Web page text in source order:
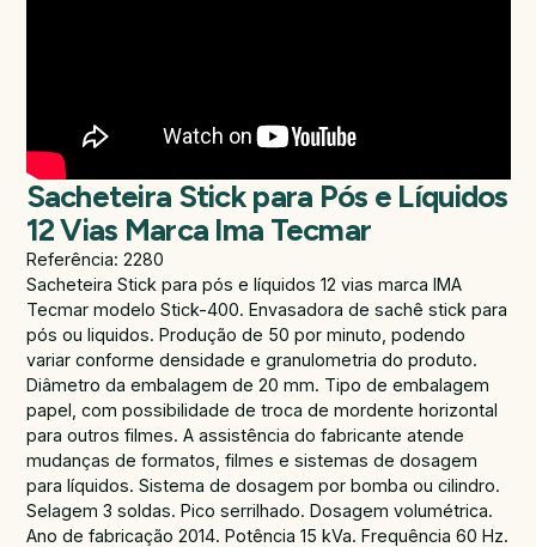
Sacheteira Stick para Pós e Líquidos
12 Vias Marca Ima Tecmar
Referência: 2280
Sacheteira Stick para pós e líquidos 12 vias marca IMA
Tecmar modelo Stick-400. Envasadora de sachê stick para
pós ou liquidos. Produção de 50 por minuto, podendo
variar conforme densidade e granulometria do produto.
Diâmetro da embalagem de 20 mm. Tipo de embalagem
papel, com possibilidade de troca de mordente horizontal
para outros filmes. A assistência do fabricante atende
mudanças de formatos, filmes e sistemas de dosagem
para líquidos. Sistema de dosagem por bomba ou cilindro.
Selagem 3 soldas. Pico serrilhado. Dosagem volumétrica.
Ano de fabricação 2014. Potência 15 kVa. Frequência 60 Hz.